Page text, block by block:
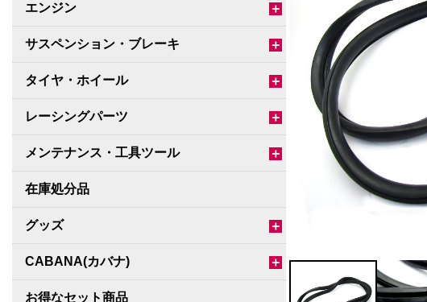
＋
エンジン
＋
サスペンション・ブレーキ
＋
タイヤ・ホイール
＋
レーシングパーツ
＋
メンテナンス・工具ツール
在庫処分品
＋
グッズ
＋
CABANA(カバナ)
お得なセット商品